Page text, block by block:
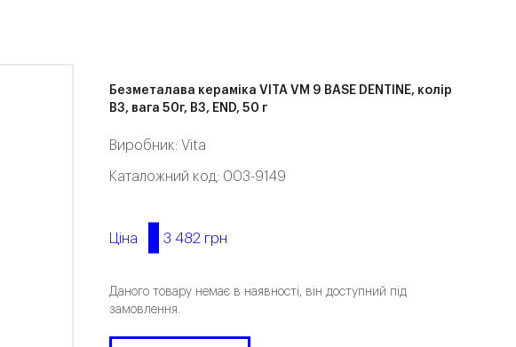
Безметалава кераміка VITA VM 9 BASE DENTINE, колір
B3, вага 50г, B3, END, 50 г
Виробник: Vita
Каталожний код: 003-9149
Ціна 3 482 грн
Даного товару немає в наявності, він доступний під
замовлення.